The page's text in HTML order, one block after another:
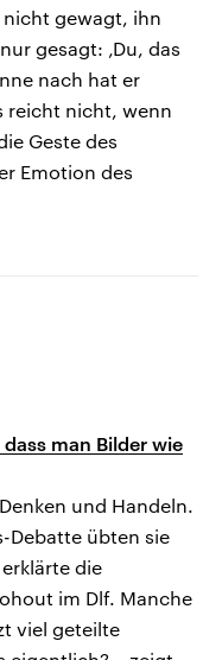
nicht gewagt, ihn
gesagt: ‚Du, das
nach hat er
reicht nicht, wenn
Geste des
Emotion des
man Bilder wie
und Handeln.
Debatte übten sie
die
im Dlf. Manche
viel geteilte